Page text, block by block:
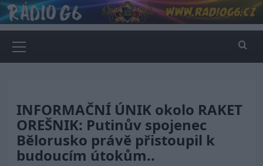
Skip
to
content
Menu
INFORMAČNÍ ÚNIK okolo RAKET
OREŠNIK: Putinův spojenec
Bělorusko právě přistoupil k
budoucím útokům..